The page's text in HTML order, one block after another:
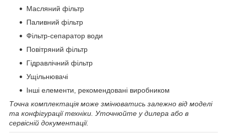
Масляний фільтр
Паливний фільтр
Фільтр-сепаратор води
Повітряний фільтр
Гідравлічний фільтр
Ущільнювачі
Інші елементи, рекомендовані виробником
Точна комплектація може змінюватись залежно від моделі
та конфігурації техніки. Уточнюйте у дилера або в
сервісній документації.